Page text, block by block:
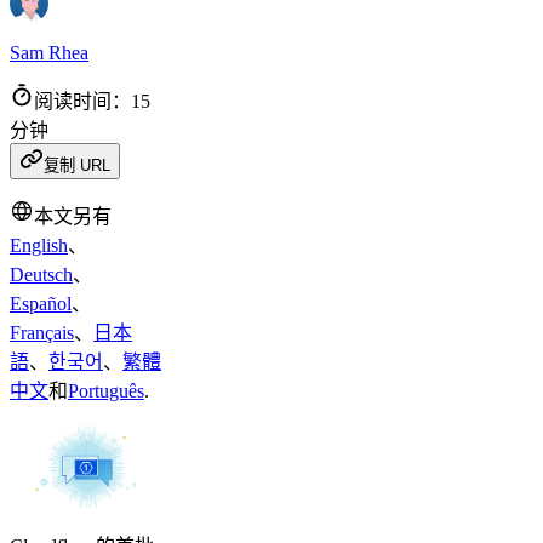
Sam Rhea
阅读时间：15
分钟
复制 URL
本文另有
English、
Deutsch、
Español、
Français、
日本
語、 한국어 、 繁體
中文和Português.